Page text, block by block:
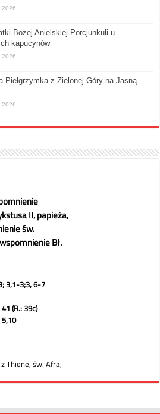
2026
Bożej Anielskiej Porcjunkuli u
kapucynów
2026
Pielgrzymka z Zielonej Góry na Jasną
2026